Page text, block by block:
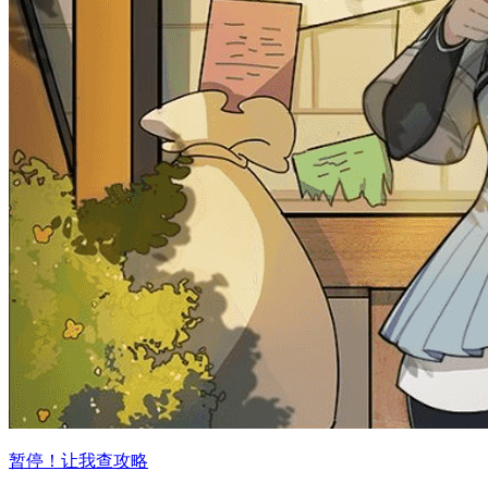
暂停！让我查攻略